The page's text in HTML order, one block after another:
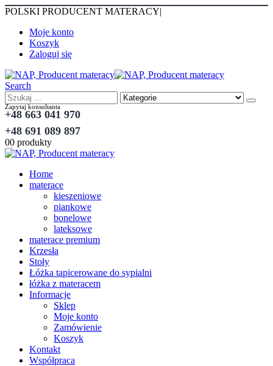
POLSKI PRODUCENT MATERACY|
Moje konto
Koszyk
Zaloguj się
Search
Zapytaj konsultanta
+48 663 041 970
+48 691 089 897
00 produkty
Home
materace
kieszeniowe
piankowe
bonelowe
lateksowe
materace premium
Krzesła
Stoły
Łóżka tapicerowane do sypialni
łóżka z materacem
Informacje
Sklep
Moje konto
Zamówienie
Koszyk
Kontakt
Współpraca